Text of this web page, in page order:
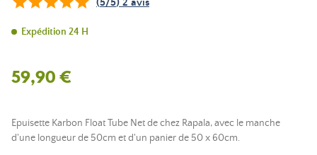
(5/5) 2 avis
Expédition 24 H
59,90 €
Epuisette Karbon Float Tube Net de chez Rapala, avec le manche
d'une longueur de 50cm et d'un panier de 50 x 60cm.